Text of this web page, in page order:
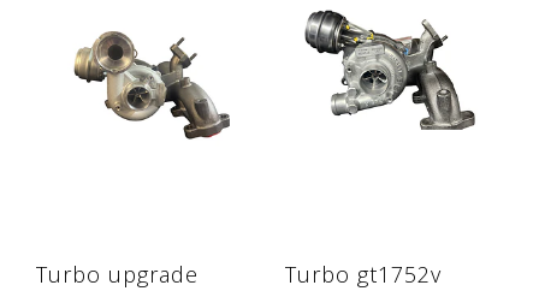
Turbo upgrade
Turbo gt1752v